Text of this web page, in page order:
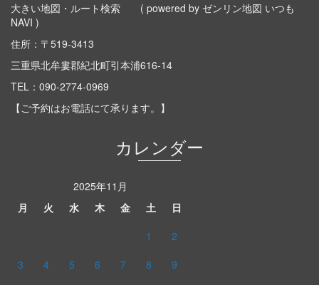
大きい地図・ルート検索
( powered by ゼンリン地図 いつも
NAVI )
住所：〒519-3413
三重県北牟婁郡紀北町引本浦616-14
TEL： 090-2774-0969
【ご予約はお電話にて承ります。】
カレンダー
2025年11月
月
火 水 木 金 土
日
1
2
3
4 5 6 7 8
9